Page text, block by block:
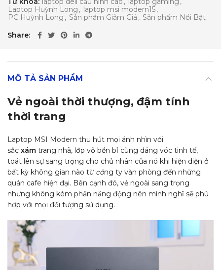
Laptop Huỳnh Long , laptop msi modern15,
PC Huỳnh Long , Sản phẩm Giảm Giá , Sản phẩm Nổi Bật
Share
MÔ TẢ SẢN PHẨM
Vẻ ngoài thời thượng, đậm tính
thời trang
Laptop MSI Modern thu hút mọi ánh nhìn với
sắc xám trang nhã, lớp vỏ bền bỉ cùng dáng vóc tinh tế,
toát lên sự sang trọng cho chủ nhân của nó khi hiện diện ở
bất kỳ không gian nào từ công ty văn phòng đến những
quán cafe hiện đại. Bên cạnh đó, vẻ ngoài sang trọng
nhưng không kém phần năng động nên mình nghĩ sẽ phù
hợp với mọi đối tượng sử dụng.